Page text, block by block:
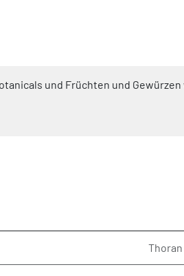
und Früchten und Gewürzen